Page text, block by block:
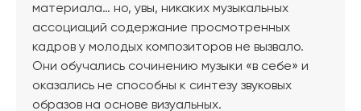
материала… но, увы, никаких музыкальных
ассоциаций содержание просмотренных
кадров у молодых композиторов не вызвало.
Они обучались сочинению музыки «в себе» и
оказались не способны к синтезу звуковых
образов на основе визуальных.